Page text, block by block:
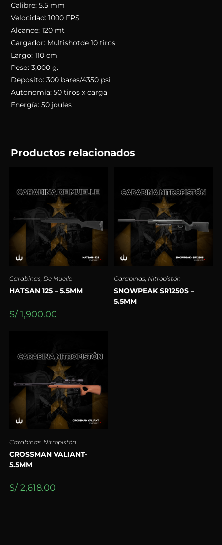
Calibre: 5.5 mm
Velocidad: 1000 FPS
Alcance: 120 mt
Cargador: Multishotde 10 tiros
Largo: 110 cm
Peso: 3,000 g.
Deposito: 300 bares/4350 psi
Autonomía: 50 tiros x carga
Energía: 50 joules
Productos relacionados
Carabinas, De Muelle
HATSAN 125 – 5.5MM
S/1,900.00
Carabinas Nitropistón
SNOWPEAK SR1250S –
5.5MM
Carabinas, Nitropistón
CROSSMAN VALIANT-
5.5MM
S/2,618.00